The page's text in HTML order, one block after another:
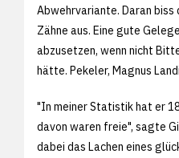
Abwehrvariante. Daran biss
Zähne aus. Eine gute
abzusetzen, wenn nicht
hätte. Pekeler, Magnus
"In meiner Statistik hat er
davon waren freie", sagte
dabei das Lachen eines